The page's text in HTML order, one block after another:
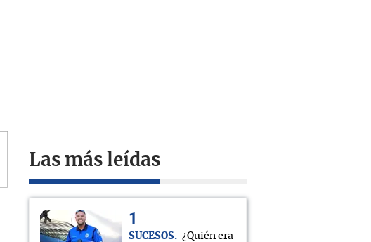
Las más leídas
SUCESOS
¿Quién era